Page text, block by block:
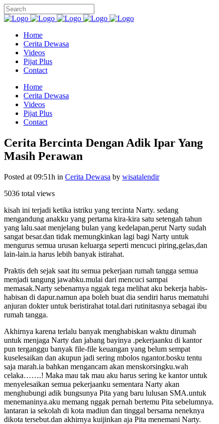
Home
Cerita Dewasa
Videos
Pijat Plus
Contact
Home
Cerita Dewasa
Videos
Pijat Plus
Contact
Cerita Bercinta Dengan Adik Ipar Yang
Masih Perawan
Posted at 09:51h in Cerita Dewasa by wisatalendir
5036 total views
kisah ini terjadi ketika istriku yang tercinta Narty. sedang
mengandung anakku yang pertama kira-kira satu setengah tahun
yang lalu.saat menjelang bulan yang kedelapan,perut Narty sudah
sangat besar.dan tidak memungkinkan lagi bagi Narty untuk
mengurus semua urusan keluarga seperti mencuci piring,gelas,dan
lain-lain.ia harus lebih banyak istirahat.
Praktis deh sejak saat itu semua pekerjaan rumah tangga semua
menjadi tangung jawabku.mulai dari mencuci sampai
memasak.Narty sebenarnya nggak tega melihat aku bekerja habis-
habisan di dapur.namun apa boleh buat dia sendiri harus mematuhi
anjuran dokter untuk beristirahat total.dari rutinitasnya sebagai ibu
rumah tangga.
Akhirnya karena terlalu banyak menghabiskan waktu dirumah
untuk menjaga Narty dan jabang bayinya .pekerjaanku di kantor
pun terganggu banyak file-file keuangan yang belum sempat
kuselesaikan dan akupun jadi sering mbolos ngantor.bosku tentu
saja marah.ia bahkan mengancam akan menskorsingku.wah
celaka…….! Maka mau tak mau aku harus sering ke kantor untuk
menyelesaikan semua pekerjaanku sementara Narty akan
menghubungi adik bungsunya Pita yang baru lulusan SMA.untuk
menemaninya.aku memang nggak pernah bertemu Pita sebelumnya.
lantaran ia sekolah di kota madiun dan tinggal bersama neneknya
dikota tersebut.dan akhirnya kuijinkan aja Pita menemani Narty.